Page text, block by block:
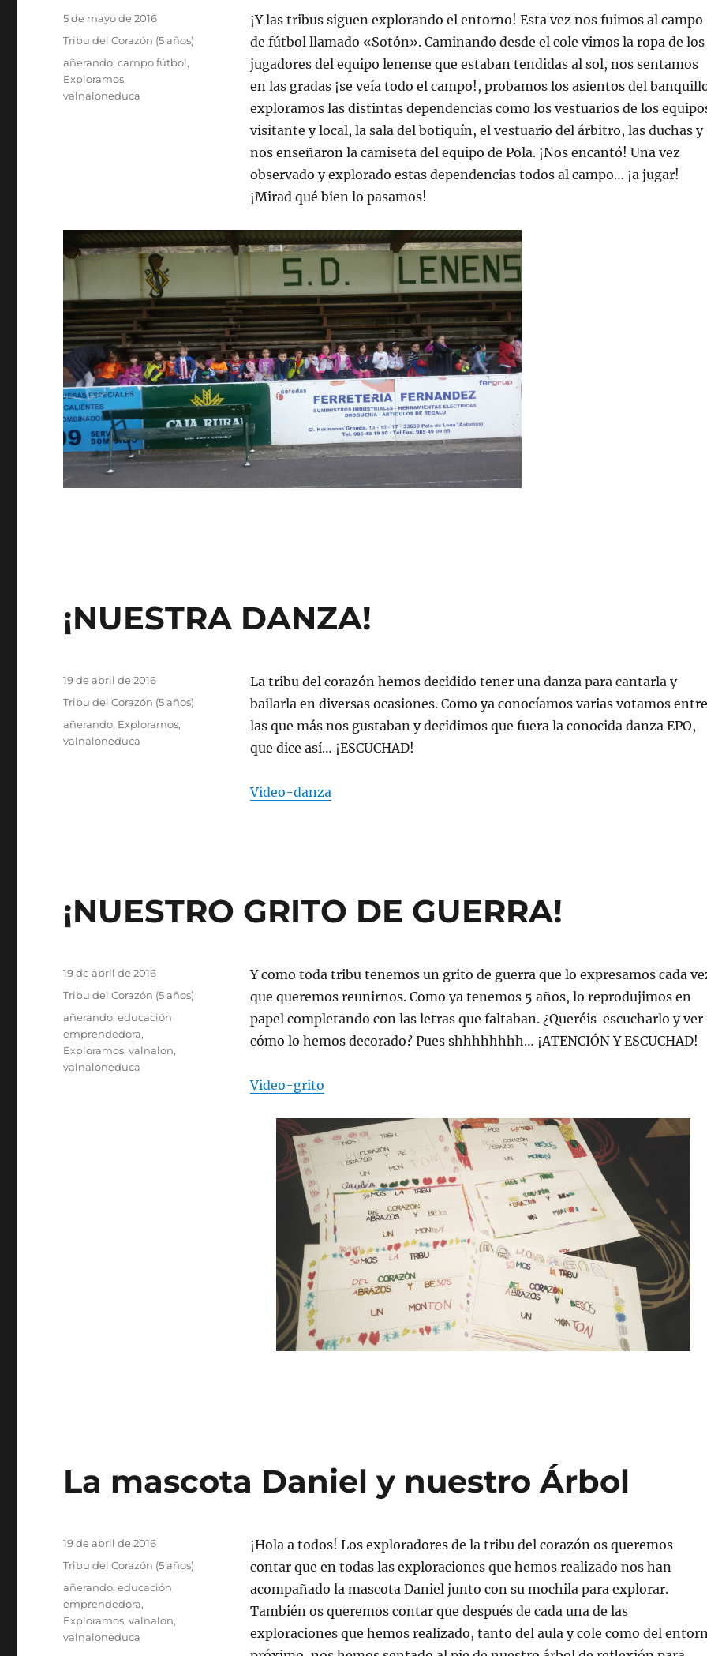
¡Y las tribus siguen explorando el entorno! Esta vez nos fuimos al campo
de fútbol llamado «Sotón». Caminando desde el cole vimos la ropa de los
jugadores del equipo lenense que estaban tendidas al sol, nos sentamos
en las gradas ¡se veía todo el campo!, probamos los asientos del
exploramos las distintas dependencias como los vestuarios de los
visitante y local, la sala del botiquín, el vestuario del árbitro, las duchas y
nos enseñaron la camiseta del equipo de Pola. ¡Nos encantó! Una vez
observado y explorado estas dependencias todos al campo… ¡a jugar!
¡Mirad qué bien lo pasamos!
Publicado
el
5 de mayo de 2016
Categorías
Tribu del Corazón (5 años)
Etiquetas
añerando,campo fútbol,
Exploramos,
valnaloneduca
¡NUESTRA DANZA!
La tribu del corazón hemos decidido tener una danza para cantarla y
bailarla en diversas ocasiones. Como ya conocíamos varias votamos entre
las que más nos gustaban y decidimos que fuera la conocida danza EPO,
que dice así… ¡ESCUCHAD!
Video-danza
Publicado
19 de abril de 2016
Categorías
Tribu del Corazón (5 años)
Etiquetas
añerando, Exploramos,
valnaloneduca
¡NUESTRO GRITO DE GUERRA!
Y como toda tribu tenemos un grito de guerra que lo expresamos cada
que queremos reunirnos. Como ya tenemos 5 años, lo reprodujimos en
papel completando con las letras que faltaban. ¿Queréis escucharlo y ver
cómo lo hemos decorado? Pues shhhhhhhh… ¡ATENCIÓN Y ESCUCHAD!
Video-grito
Publicado
19 de abril de 2016
Categorías
Tribu del Corazón (5 años)
Etiquetas
añerando,educación
emprendedora,
Exploramos,valnalon,
valnaloneduca
La mascota Daniel y nuestro Árbol
¡Hola a todos! Los exploradores de la tribu del corazón os queremos
contar que en todas las exploraciones que hemos realizado nos han
acompañado la mascota Daniel junto con su mochila para explorar.
También os queremos contar que después de cada una de las
exploraciones que hemos realizado, tanto del aula y cole como del
Publicado
el
19 de abril de 2016
Categorías
Tribu del Corazón (5 años)
Etiquetas
añerando,educación
emprendedora,
Exploramos,valnalon,
valnaloneduca